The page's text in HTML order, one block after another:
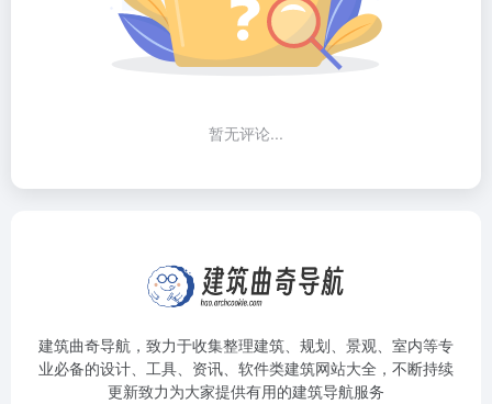
暂无评论...
建筑曲奇导航 ，致力于收集整理建筑、规划、景观、室内等专
业必备的设计、工具、资讯、软件类建筑网站大全，不断持续
更新致力为大家提供有用的建筑导航服务